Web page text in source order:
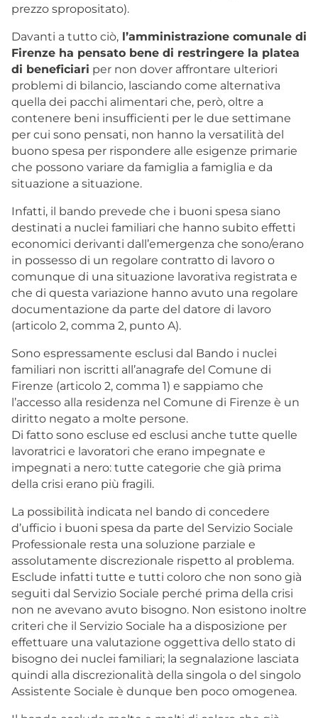
prezzo spropositato).
Davanti a tutto ciò, l’amministrazione comunale di
Firenze ha pensato bene di restringere la platea
di beneficiari per non dover affrontare ulteriori
problemi di bilancio, lasciando come alternativa
quella dei pacchi alimentari che, però, oltre a
contenere beni insufficienti per le due settimane
per cui sono pensati, non hanno la versatilità del
buono spesa per rispondere alle esigenze primarie
che possono variare da famiglia a famiglia e da
situazione a situazione.
Infatti, il bando prevede che i buoni spesa siano
destinati a nuclei familiari che hanno subito effetti
economici derivanti dall’emergenza che sono/erano
in possesso di un regolare contratto di lavoro o
comunque di una situazione lavorativa registrata e
che di questa variazione hanno avuto una regolare
documentazione da parte del datore di lavoro
(articolo 2, comma 2, punto A).
Sono espressamente esclusi dal Bando i nuclei
familiari non iscritti all’anagrafe del Comune di
Firenze (articolo 2, comma 1) e sappiamo che
l’accesso alla residenza nel Comune di Firenze è un
diritto negato a molte persone.
Di fatto sono escluse ed esclusi anche tutte quelle
lavoratrici e lavoratori che erano impegnate e
impegnati a nero: tutte categorie che già prima
della crisi erano più fragili.
La possibilità indicata nel bando di concedere
d’ufficio i buoni spesa da parte del Servizio Sociale
Professionale resta una soluzione parziale e
assolutamente discrezionale rispetto al problema.
Esclude infatti tutte e tutti coloro che non sono già
seguiti dal Servizio Sociale perché prima della crisi
non ne avevano avuto bisogno. Non esistono inoltre
criteri che il Servizio Sociale ha a disposizione per
effettuare una valutazione oggettiva dello stato di
bisogno dei nuclei familiari; la segnalazione lasciata
quindi alla discrezionalità della singola o del singolo
Assistente Sociale è dunque ben poco omogenea.